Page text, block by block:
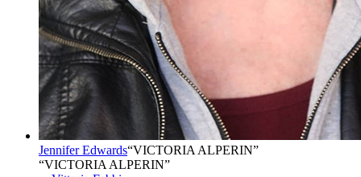
Jennifer Edwards“VICTORIA ALPERIN”
“VICTORIA ALPERIN”